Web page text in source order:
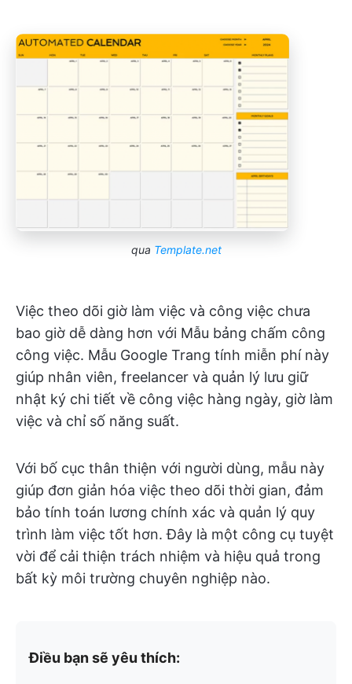
qua Template.net
Việc theo dõi giờ làm việc và công việc chưa
bao giờ dễ dàng hơn với Mẫu bảng chấm công
công việc. Mẫu Google Trang tính miễn phí này
giúp nhân viên, freelancer và quản lý lưu giữ
nhật ký chi tiết về công việc hàng ngày, giờ làm
việc và chỉ số năng suất.
Với bố cục thân thiện với người dùng, mẫu này
giúp đơn giản hóa việc theo dõi thời gian, đảm
bảo tính toán lương chính xác và quản lý quy
trình làm việc tốt hơn. Đây là một công cụ tuyệt
vời để cải thiện trách nhiệm và hiệu quả trong
bất kỳ môi trường chuyên nghiệp nào.
Điều bạn sẽ yêu thích: